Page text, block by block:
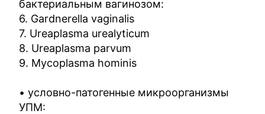
бактериальным вагинозом:
6. Gardnerella vaginalis
7. Ureaplasma urealyticum
8. Ureaplasma parvum
9. Mycoplasma hominis
• условно-патогенные микроорганизмы
УПМ: